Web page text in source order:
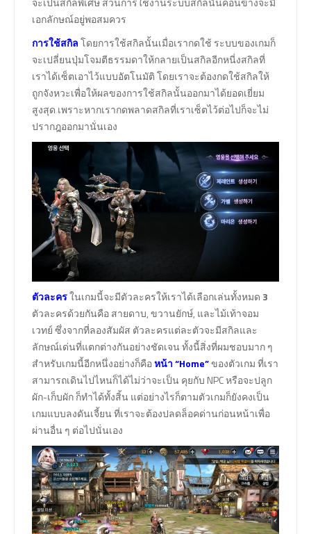
เอกลักษณ์อยู่พอสมควร
การใช้สกิลโดยการใช้สกิลนั้นเมื่อเรากดใช้ ระบบของเกมก็
จะเปลี่ยนปุ่มโจมตีธรรมดาให้กลายเป็นสกิลอีกหนี่งสกิลที่
เราได้เซ็ตเอาไว้แบบอัตโนมัติ โดยเราจะต้องกดใช้สกิลให้
ถูกจังหวะเพื่อให้ผลของการใช้สกิลนั้นออกมาได้ยอดเยี่ยม
สูงสุด เพราะหากเรากดพลาดสกิลที่เราเซ็ตไว้ต่อไปก็จะไม่
ปรากฎออกมานั่นเอง
ตัวละครในเกมนี้จะมีตัวละครให้เราได้เลือกเล่นทั้งหมด 3
ตัวละครด้วยกันคือ สายดาบ, ขวานยักษ์, และไม้เท้าจอม
เวทย์ ซึ่งจากที่ลองสัมผัส ตัวละครแต่ละตัวจะมีสกิลและ
ลักษณ์เด่นที่แตกต่างกันอย่างชัดเจน ทั้งนี้สิ่งที่ผมชอบมาก ๆ
สำหรับเกมนี้อีกหนึ่งอย่างก็คือหน้า “Home”ของตัวเกม ที่เรา
สามารถเดินไปไหนก็ได้ไม่ว่าจะเป็น คุยกับ NPC หรือจะปลูก
ผัก-เก็บผัก ก็ทำได้ทั้งสิ้น แต่อย่างไรก็ตามตัวเกมก็ยังคงเป็น
เกมแบบลงดันเจี้ยน ที่เราจะต้องปลดล็อคด่านก่อนหน้าเพื่อ
ผ่านอื่น ๆ ต่อไปนั่นเอง